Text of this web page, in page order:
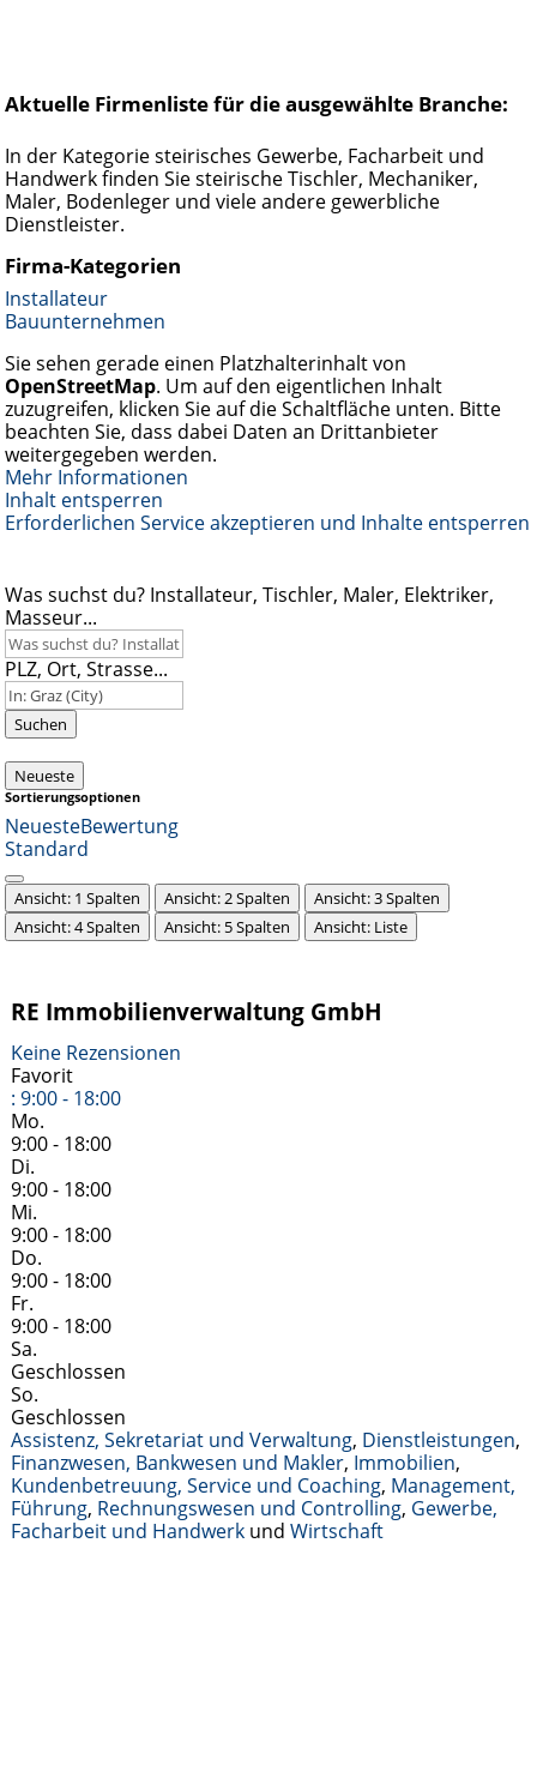
Aktuelle Firmenliste für die ausgewählte Branche:
In der Kategorie steirisches Gewerbe, Facharbeit und
Handwerk finden Sie steirische Tischler, Mechaniker,
Maler, Bodenleger und viele andere gewerbliche
Dienstleister.
Firma-Kategorien
Installateur
Bauunternehmen
Sie sehen gerade einen Platzhalterinhalt von
OpenStreetMap. Um auf den eigentlichen Inhalt
zuzugreifen, klicken Sie auf die Schaltfläche unten. Bitte
beachten Sie, dass dabei Daten an Drittanbieter
weitergegeben werden.
Mehr Informationen
Inhalt entsperren
Erforderlichen Service akzeptieren und Inhalte entsperren
Was suchst du? Installateur, Tischler, Maler, Elektriker,
Masseur...
PLZ, Ort, Strasse...
Suchen
Neueste
Sortierungsoptionen
NeuesteBewertung
Standard
Ansicht: 1 Spalten Ansicht: 2 Spalten
Ansicht: 3 Spalten
Ansicht: 4 Spalten
Ansicht: 5 Spalten Ansicht: Liste
RE Immobilienverwaltung GmbH
Keine Rezensionen
Favorit
:9:00 - 18:00
Mo.
9:00 - 18:00
Di.
9:00 - 18:00
Mi.
9:00 - 18:00
Do.
9:00 - 18:00
Fr.
9:00 - 18:00
Sa.
Geschlossen
So.
Geschlossen
Assistenz, Sekretariat und Verwaltung, Dienstleistungen,
Finanzwesen, Bankwesen und Makler, Immobilien,
Kundenbetreuung, Service und Coaching, Management,
Führung, Rechnungswesen und Controlling, Gewerbe,
Facharbeit und Handwerk undWirtschaft